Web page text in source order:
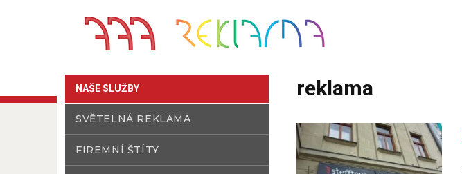
reklama
NAŠE SLUŽBY
SVĚTELNÁ REKLAMA
FIREMNÍ ŠTÍTY